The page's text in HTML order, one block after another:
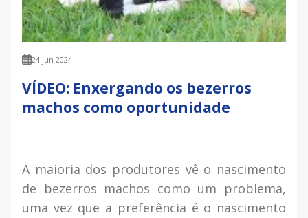
24 jun 2024
VÍDEO: Enxergando os bezerros
machos como oportunidade
A maioria dos produtores vê o nascimento
de bezerros machos como um problema,
uma vez que a preferência é o nascimento